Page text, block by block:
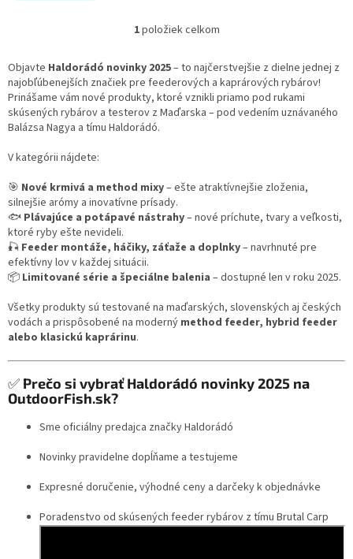
O
l
á
d
a
r
v
k
v
p
s
u
1položiek celkom
Objavte Haldorádó novinky 2025– to najčerstvejšie z dielne jednej z
najobľúbenejších značiek pre feederových a kaprárových rybárov!
Prinášame vám nové produkty, ktoré vznikli priamo pod rukami
skúsených rybárov a testerov z Maďarska – pod vedením uznávaného
Balázsa Nagya a tímu Haldorádó.
V kategórii nájdete:
🎯 Nové krmivá a method mixy– ešte atraktívnejšie zloženia,
silnejšie arómy a inovatívne prísady.
🐟 Plávajúce a potápavé nástrahy– nové príchute, tvary a veľkosti,
ktoré ryby ešte nevideli.
🎣 Feeder montáže, háčiky, záťaže a doplnky– navrhnuté pre
efektívny lov v každej situácii.
📦 Limitované série a špeciálne balenia – dostupné len v roku 2025.
Všetky produkty sú testované na maďarských, slovenských aj českých
vodách a prispôsobené na moderný method feeder, hybrid feeder
alebo klasickú kaprárinu.
✅ Prečo si vybrať Haldorádó novinky 2025 na
OutdoorFish.sk?
Sme oficiálny predajca značky Haldorádó
Novinky pravidelne dopĺňame a testujeme
Expresné doručenie, výhodné ceny a darčeky k objednávke
Poradenstvo od skúsených feeder rybárov z tímu Brutal Carp